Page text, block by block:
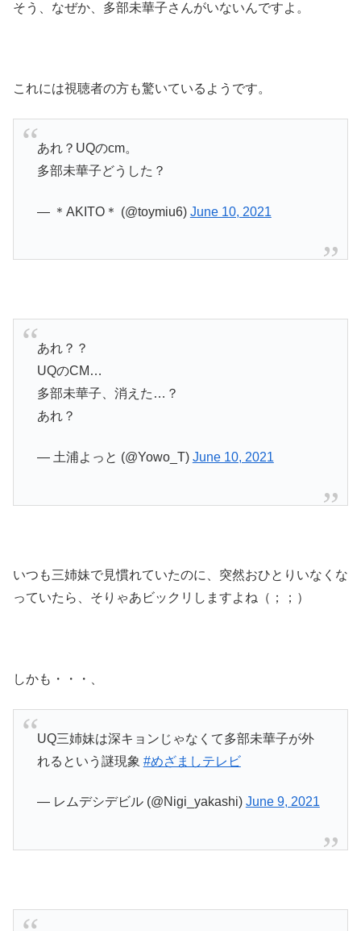
そう、なぜか、多部未華子さんがいないんですよ。
これには視聴者の方も驚いているようです。
あれ？UQのcm。
多部未華子どうした？
— ＊AKITO＊ (@toymiu6) June 10, 2021
あれ？？
UQのCM…
多部未華子、消えた…？
あれ？
— 土浦よっと (@Yowo_T) June 10, 2021
いつも三姉妹で見慣れていたのに、突然おひとりいなくな
っていたら、そりゃあビックリしますよね（；；）
しかも・・・、
UQ三姉妹は深キョンじゃなくて多部未華子が外
れるという謎現象 #めざましテレビ
— レムデシデビル (@Nigi_yakashi) June 9, 2021